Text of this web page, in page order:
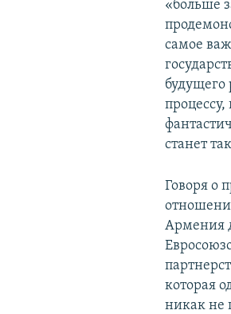
«больше
самое
будущего
станет
Говоря о
Армения
которая
никак не